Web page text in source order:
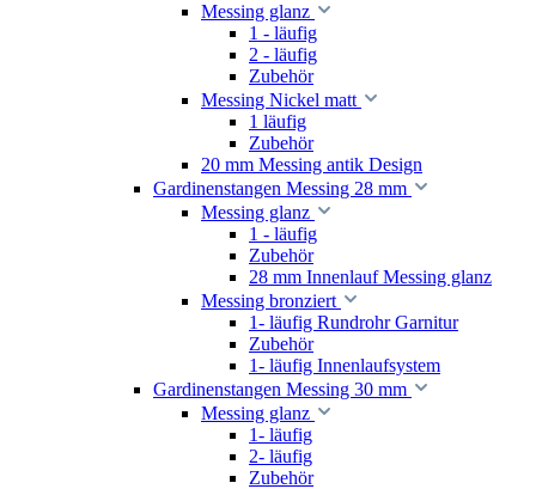
Messing glanz
1 - läufig
2 - läufig
Zubehör
Messing Nickel matt
1 läufig
Zubehör
20 mm Messing antik Design
Gardinenstangen Messing 28 mm
Messing glanz
1 - läufig
Zubehör
28 mm Innenlauf Messing glanz
Messing bronziert
1- läufig Rundrohr Garnitur
Zubehör
1- läufig Innenlaufsystem
Gardinenstangen Messing 30 mm
Messing glanz
1- läufig
2- läufig
Zubehör